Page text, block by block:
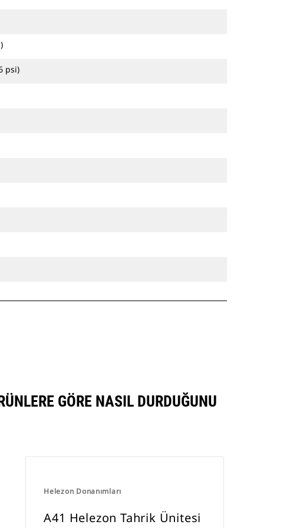
psi)
GÖRE NASIL DURDUĞUNU
Helezon Donanımları
A41 Helezon Tahrik Ünitesi